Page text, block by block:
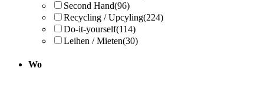
Second Hand(96)
Recycling / Upcyling(224)
Do-it-yourself(114)
Leihen / Mieten(30)
Wo